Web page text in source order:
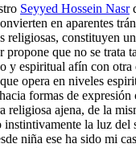
Seyyed Hossein Nasr
en aparentes
religiosas, constituyen
propone que no se trata
y espiritual afín con
opera en niveles
formas de expresión
religiosa ajena, de la
instintivamente la luz del
niña ese ha sido mi